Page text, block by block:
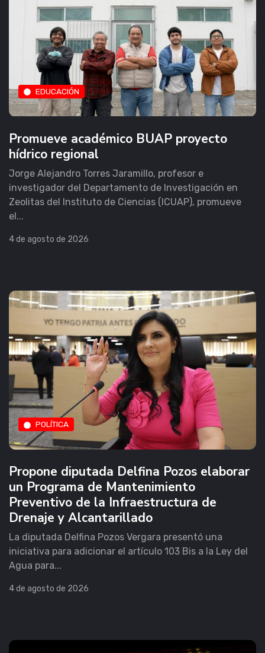
EDUCACIÓN
Promueve académico BUAP proyecto
hídrico regional
Jorge Alejandro Torres Jaramillo, profesor e
investigador del Departamento de Investigación en
Zeolitas del Instituto de Ciencias (ICUAP), promueve
el...
4 de agosto de 2026
POLÍTICA
Propone diputada Delfina Pozos elaborar
un Programa de Mantenimiento
Preventivo de la Infraestructura de
Drenaje y Alcantarillado
La diputada Delfina Pozos Vergara presentó una
iniciativa para adicionar el artículo 103 Bis a la Ley del
Agua para...
4 de agosto de 2026